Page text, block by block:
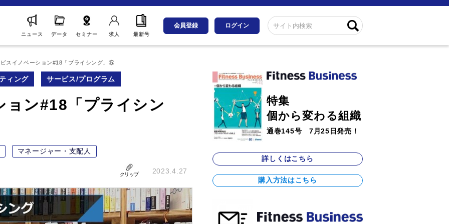
ニュース データ セミナー 求人 最新号
会員登録 ログイン
スイノベーション#18「プライシング」⑤
ィング サービス/プログラム
ョン#18「プライシン
マネージャー・支配人
クリップ 2023.4.27
特集
個から変わる組織
通巻145号 7月25日発売！
詳しくはこちら
購入方法はこちら